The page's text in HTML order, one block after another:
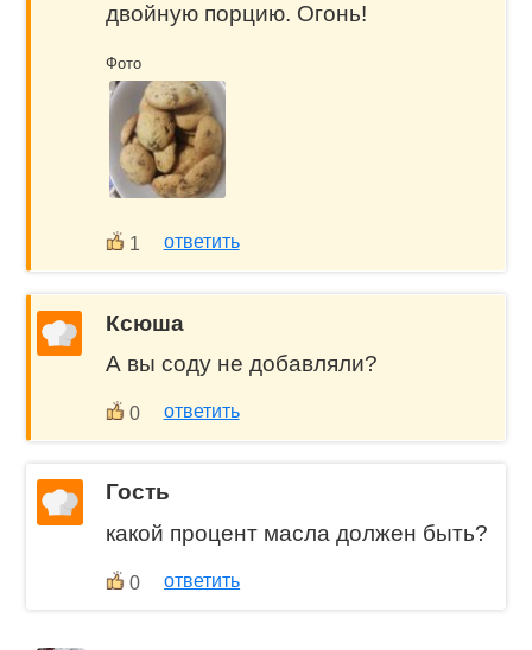
двойную порцию. Огонь!
Фото
1 ответить
Ксюша
А вы соду не добавляли?
0 ответить
Гость
какой процент масла должен быть?
0 ответить